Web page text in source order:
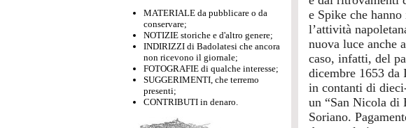
MATERIALE da pubblicare o da
conservare;
NOTIZIE storiche e d'altro genere;
INDIRIZZI di Badolatesi che ancora
non ricevono il giornale;
FOTOGRAFIE di qualche interesse;
SUGGERIMENTI, che terremo
presenti;
CONTRIBUTI in denaro.
e Spike che
l’attività
nuova luce anche
caso, infatti, del
dicembre 1653 da
in contanti di
un “San Nicola di
Soriano.